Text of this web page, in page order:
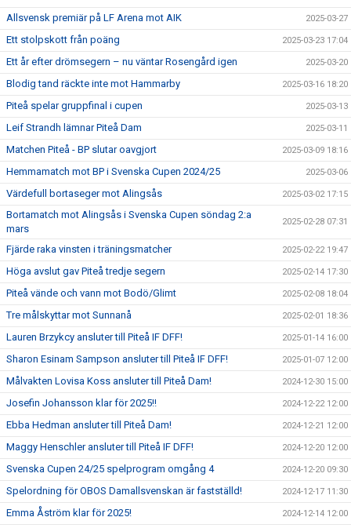
Allsvensk premiär på LF Arena mot AIK 2025-03-27
Ett stolpskott från poäng 2025-03-23 17:04
Ett år efter drömsegern – nu väntar Rosengård igen 2025-03-20
Blodig tand räckte inte mot Hammarby 2025-03-16 18:20
Piteå spelar gruppfinal i cupen 2025-03-13
Leif Strandh lämnar Piteå Dam 2025-03-11
Matchen Piteå - BP slutar oavgjort 2025-03-09 18:16
Hemmamatch mot BP i Svenska Cupen 2024/25 2025-03-06
Värdefull bortaseger mot Alingsås 2025-03-02 17:15
Bortamatch mot Alingsås i Svenska Cupen söndag 2:a
mars
2025-02-28 07:31
Fjärde raka vinsten i träningsmatcher 2025-02-22 19:47
Höga avslut gav Piteå tredje segern 2025-02-14 17:30
Piteå vände och vann mot Bodö/Glimt 2025-02-08 18:04
Tre målskyttar mot Sunnanå 2025-02-01 18:36
Lauren Brzykcy ansluter till Piteå IF DFF! 2025-01-14 16:00
Sharon Esinam Sampson ansluter till Piteå IF DFF! 2025-01-07 12:00
Målvakten Lovisa Koss ansluter till Piteå Dam! 2024-12-30 15:00
Josefin Johansson klar för 2025!! 2024-12-22 12:00
Ebba Hedman ansluter till Piteå Dam! 2024-12-21 12:00
Maggy Henschler ansluter till Piteå IF DFF! 2024-12-20 12:00
Svenska Cupen 24/25 spelprogram omgång 4 2024-12-20 09:30
Spelordning för OBOS Damallsvenskan är fastställd! 2024-12-17 11:30
Emma Åström klar för 2025! 2024-12-14 12:00